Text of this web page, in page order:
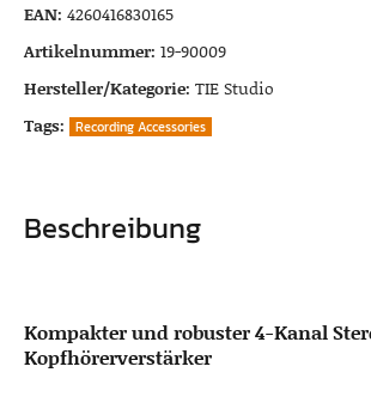
EAN: 4260416830165
Artikelnummer: 19-90009
Hersteller/Kategorie: TIE Studio
Tags:
Recording Accessories
Beschreibung
Kompakter und robuster 4-Kanal
Kopfhörerverstärker